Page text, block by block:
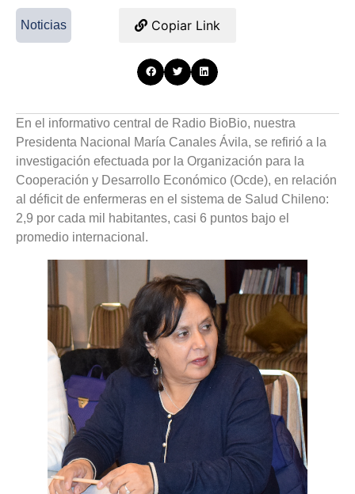
Noticias Copiar Link
En el informativo central de Radio BioBio, nuestra
Presidenta Nacional María Canales Ávila, se refirió a la
investigación efectuada por la Organización para la
Cooperación y Desarrollo Económico (Ocde), en relación
al déficit de enfermeras en el sistema de Salud Chileno:
2,9 por cada mil habitantes, casi 6 puntos bajo el
promedio internacional.